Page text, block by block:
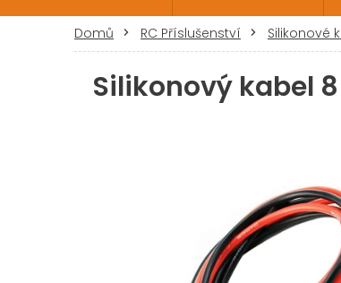
Domů RC Příslušenství Silikonové
Silikonový kabel